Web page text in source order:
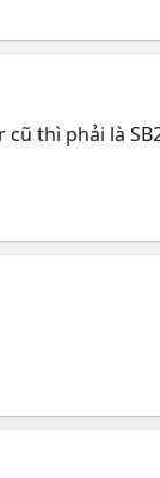
thì phải là